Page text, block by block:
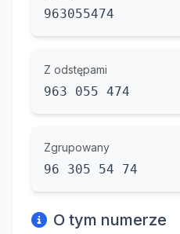
963055474
Z odstępami
963 055 474
Zgrupowany
96 305 54 74
O tym numerze